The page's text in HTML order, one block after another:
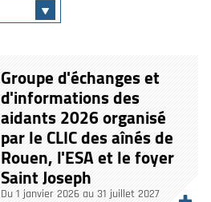
Groupe d'échanges et
d'informations des
aidants 2026 organisé
par le CLIC des aînés de
Rouen, l'ESA et le foyer
Saint Joseph
Du 1 janvier 2026 au 31 juillet 2027